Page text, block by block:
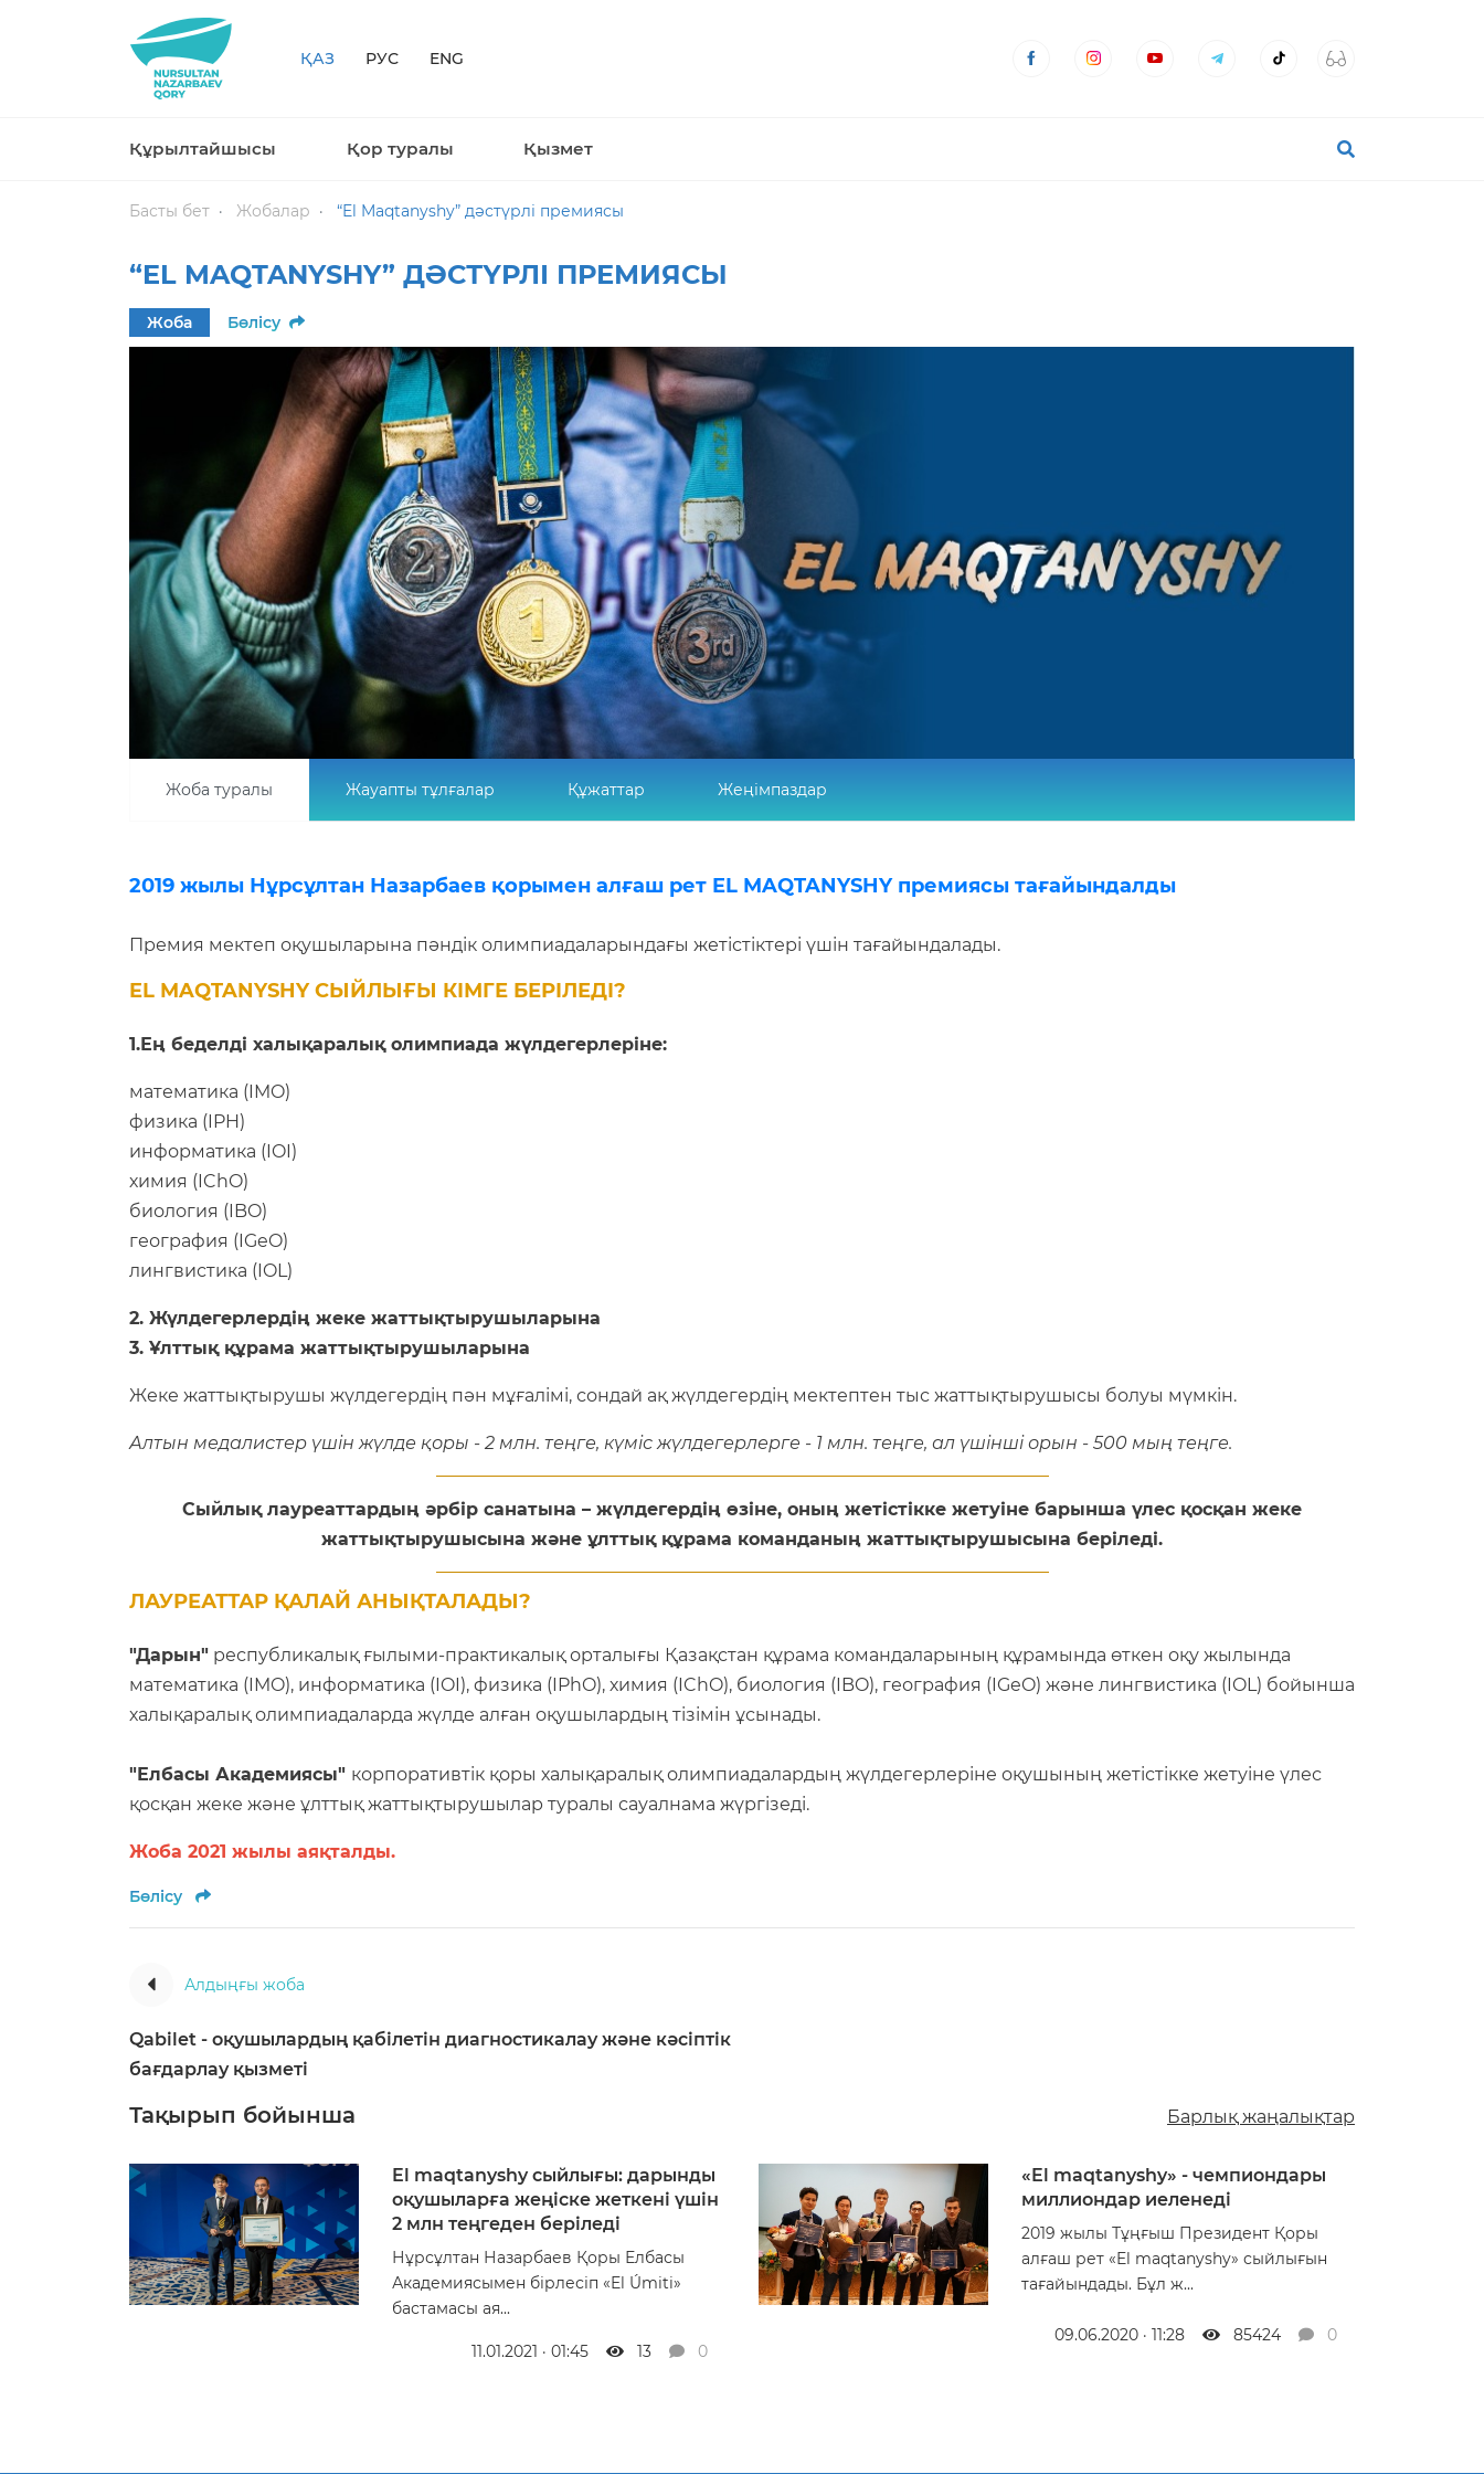
ҚАЗ РУС ENG
Құрылтайшысы Қор туралы Қызмет
Басты бет Жобалар “El Maqtanyshy” дәстүрлі премиясы
“EL MAQTANYSHY” ДӘСТҮРЛІ ПРЕМИЯСЫ
Жоба Бөлісу
Жоба туралы Жауапты тұлғалар Құжаттар Жеңімпаздар
2019 жылы Нұрсұлтан Назарбаев қорымен алғаш рет EL MAQTANYSHY премиясы тағайындалды
Премия мектеп оқушыларына пәндік олимпиадаларындағы жетістіктері үшін тағайындалады.
EL MAQTANYSHY СЫЙЛЫҒЫ КІМГЕ БЕРІЛЕДІ?
1.Ең беделді халықаралық олимпиада жүлдегерлеріне:
математика (IMO)
физика (IPH)
информатика (IOI)
химия (IChO)
биология (IBO)
география (IGeO)
лингвистика (IOL)
2. Жүлдегерлердің жеке жаттықтырушыларына
3. Ұлттық құрама жаттықтырушыларына
Жеке жаттықтырушы жүлдегердің пән мұғалімі, сондай ақ жүлдегердің мектептен тыс жаттықтырушысы болуы мүмкін.
Алтын медалистер үшін жүлде қоры - 2 млн. теңге, күміс жүлдегерлерге - 1 млн. теңге, ал үшінші орын - 500 мың теңге.
Сыйлық лауреаттардың әрбір санатына – жүлдегердің өзіне, оның жетістікке жетуіне барынша үлес қосқан жеке
жаттықтырушысына және ұлттық құрама команданың жаттықтырушысына беріледі.
ЛАУРЕАТТАР ҚАЛАЙ АНЫҚТАЛАДЫ?
"Дарын" республикалық ғылыми-практикалық орталығы Қазақстан құрама командаларының құрамында өткен оқу жылында
математика (IMO), информатика (IOI), физика (IPhO), химия (IChO), биология (IBO), география (IGeO) және лингвистика (IOL) бойынша
халықаралық олимпиадаларда жүлде алған оқушылардың тізімін ұсынады.
"Елбасы Академиясы" корпоративтік қоры халықаралық олимпиадалардың жүлдегерлеріне оқушының жетістікке жетуіне үлес
қосқан жеке және ұлттық жаттықтырушылар туралы сауалнама жүргізеді.
Жоба 2021 жылы аяқталды.
Бөлісу
Алдыңғы жоба
Qabilet - оқушылардың қабілетін диагностикалау және кәсіптік
бағдарлау қызметі
Тақырып бойынша Барлық жаңалықтар
El maqtanyshy сыйлығы: дарынды
оқушыларға жеңіске жеткені үшін
2 млн теңгеден беріледі
Нұрсұлтан Назарбаев Қоры Елбасы
Академиясымен бірлесіп «El Úmiti»
бастамасы ая...
11.01.2021 · 01:45 13 0
«El maqtanyshy» - чемпиондары
миллиондар иеленеді
2019 жылы Тұңғыш Президент Қоры
алғаш рет «El maqtanyshy» сыйлығын
тағайындады. Бұл ж...
09.06.2020 · 11:28 85424 0